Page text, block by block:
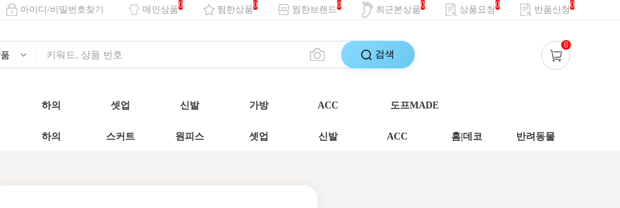
아이디/비밀번호찾기 메인상품0 찜한상품0 찜한브랜드0 최근본상품0 상품요청0 반품신청0
검색
0
하의 셋업 신발 가방 ACC 도프MADE
하의 스커트 원피스 셋업 신발 ACC 홈|데코 반려동물